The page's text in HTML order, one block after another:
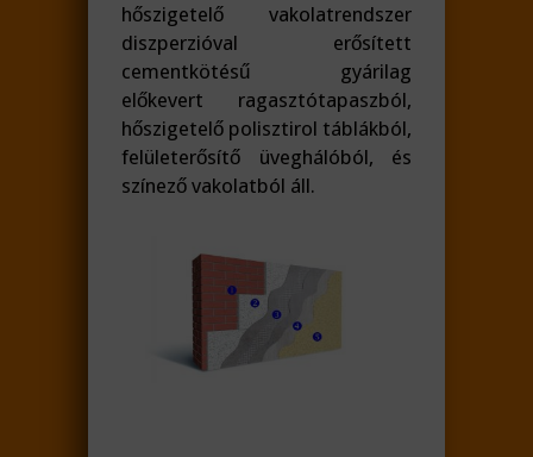
hőszigetelő vakolatrendszer
diszperzióval erősített
cementkötésű gyárilag
előkevert ragasztótapaszból,
hőszigetelő polisztirol táblákból,
felületerősítő üveghálóból, és
színező vakolatból áll.